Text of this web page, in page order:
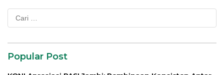
Cari
untuk:
Popular Post